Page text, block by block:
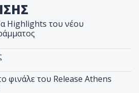
Highlights του νέου
φινάλε του Release Athens